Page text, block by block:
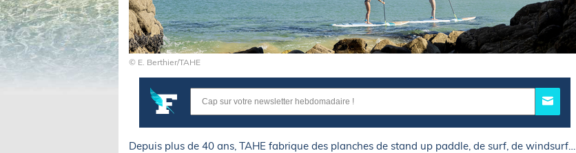
© E. Berthier/TAHE
Depuis plus de 40 ans, TAHE fabrique des planches de stand up paddle, de surf, de windsurf…